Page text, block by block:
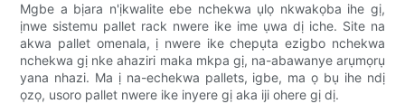
Mgbe a bịara n'ịkwalite ebe nchekwa ụlọ nkwakọba ihe gị,
ịnwe sistemu pallet rack nwere ike ime ụwa dị iche. Site na
akwa pallet omenala, ị nwere ike chepụta ezigbo nchekwa
nchekwa gị nke ahaziri maka mkpa gị, na-abawanye arụmọrụ
yana nhazi. Ma ị na-echekwa pallets, igbe, ma ọ bụ ihe ndị
ọzọ, usoro pallet nwere ike inyere gị aka iji ohere gị dị.